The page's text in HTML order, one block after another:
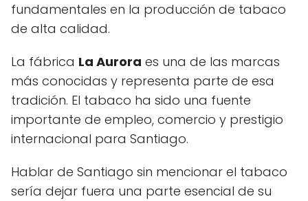
fundamentales en la producción de tabaco
de alta calidad.
La fábrica La Aurora es una de las marcas
más conocidas y representa parte de esa
tradición. El tabaco ha sido una fuente
importante de empleo, comercio y prestigio
internacional para Santiago.
Hablar de Santiago sin mencionar el tabaco
sería dejar fuera una parte esencial de su